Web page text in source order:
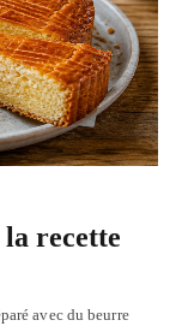
recette
avec du beurre